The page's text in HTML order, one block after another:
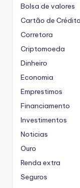
Bolsa de valores
Cartão de Crédito
Corretora
Criptomoeda
Dinheiro
Economia
Emprestimos
Financiamento
Investimentos
Noticias
Ouro
Renda extra
Seguros